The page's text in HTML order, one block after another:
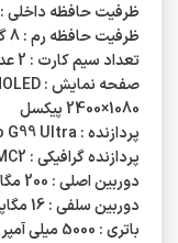
ظرفیت حافظه داخلی : 256 گیگابایت
ظرفیت حافظه رم : 8 گیگابایت
تعداد سیم کارت : 2 عدد
1080×2400 پیکسل
پردازنده : MediaTek Helio G99 Ultra
پردازنده گرافیکی : Mali-G57 MC2
دوربین اصلی : 200 مگاپیکسل عریض
دوربین سلفی : 16 مگاپیکسل عریض
باتری : 5000 میلی آمپر ساعت و قابلیت شارژ سریع 67 وات